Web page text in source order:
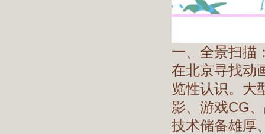
一、全景扫描
在北京寻找动
览性认识。大
影、游戏CG
技术储备雄厚